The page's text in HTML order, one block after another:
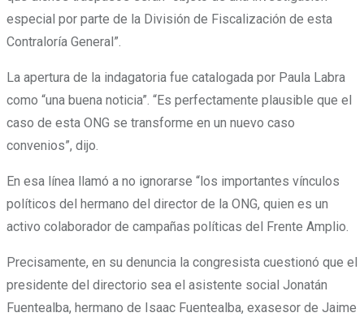
especial por parte de la División de Fiscalización de esta
Contraloría General”.
La apertura de la indagatoria fue catalogada por Paula Labra
como “una buena noticia”. “Es perfectamente plausible que el
caso de esta ONG se transforme en un nuevo caso
convenios”, dijo.
En esa línea llamó a no ignorarse “los importantes vínculos
políticos del hermano del director de la ONG, quien es un
activo colaborador de campañas políticas del Frente Amplio.
Precisamente, en su denuncia la congresista cuestionó que el
presidente del directorio sea el asistente social Jonatán
Fuentealba, hermano de Isaac Fuentealba, exasesor de Jaime